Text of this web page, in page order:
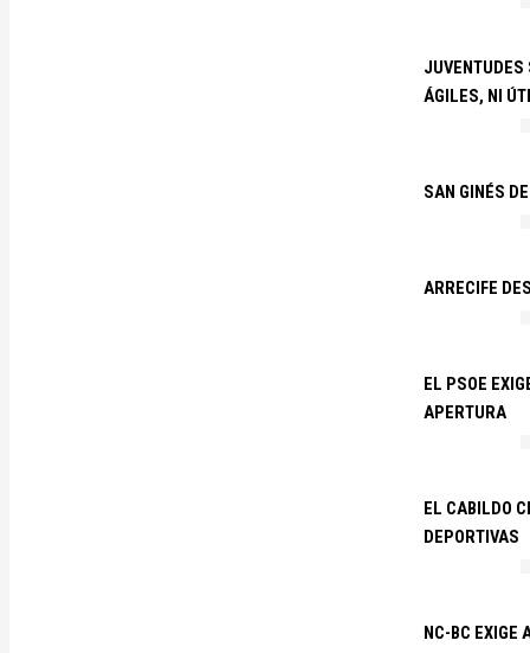
JUVENTUDES
ÁGILES, NI
SAN GINÉS
ARRECIFE
EL PSOE
APERTURA
EL CABILDO
DEPORTIVAS
NC-BC EXIGE